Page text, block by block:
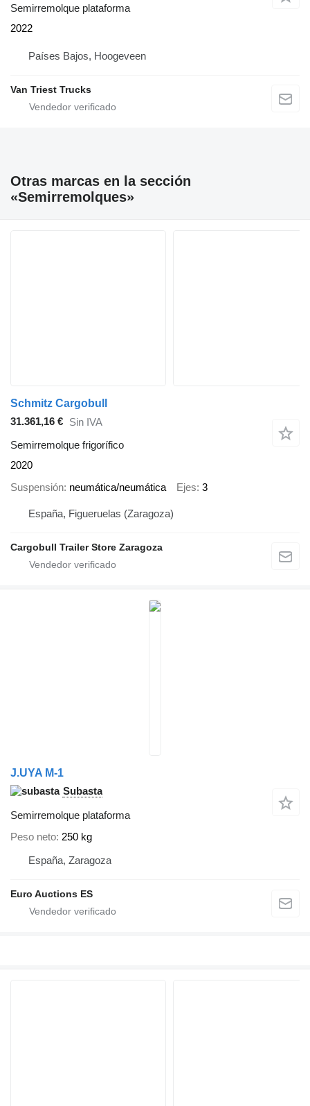
Semirremolque plataforma
2022
Países Bajos, Hoogeveen
Van Triest Trucks
Otras marcas en la sección
«Semirremolques»
Schmitz Cargobull
31.361,16 € Sin IVA
Semirremolque frigorífico
2020
Suspensión neumática/neumática Ejes 3
España, Figueruelas (Zaragoza)
Cargobull Trailer Store Zaragoza
J.UYA M-1
Subasta
Semirremolque plataforma
Peso neto 250 kg
España, Zaragoza
Euro Auctions ES